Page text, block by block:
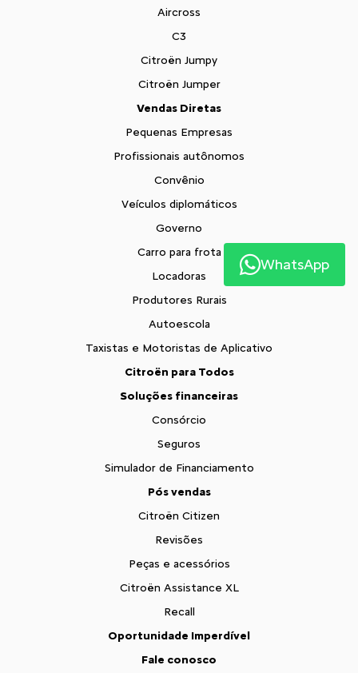
Aircross
C3
Citroën Jumpy
Citroën Jumper
Vendas Diretas
Pequenas Empresas
Profissionais autônomos
Convênio
Veículos diplomáticos
Governo
Carro para frota
Locadoras
Produtores Rurais
Autoescola
Taxistas e Motoristas de Aplicativo
Citroën para Todos
Soluções financeiras
Consórcio
Seguros
Simulador de Financiamento
Pós vendas
Citroën Citizen
Revisões
Peças e acessórios
Citroën Assistance XL
Recall
Oportunidade Imperdível
Fale conosco
WhatsApp